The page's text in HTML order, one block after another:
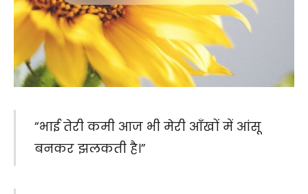
“भाई तेरी कमी आज भी मेरी आँखों में आंसू
बनकर झलकती है।”